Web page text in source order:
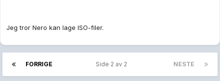
Jeg tror Nero kan lage ISO-filer.
FORRIGE NESTE
Side 2 av 2